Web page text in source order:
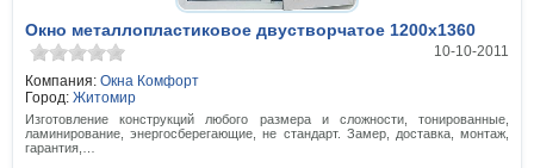
Окно металлопластиковое двустворчатое 1200х1360
10-10-2011
Компания: Окна Комфорт
Город: Житомир
Изготовление конструкций любого размера и сложности, тонированные,
ламинирование, энергосберегающие, не стандарт. Замер, доставка, монтаж,
гарантия,…